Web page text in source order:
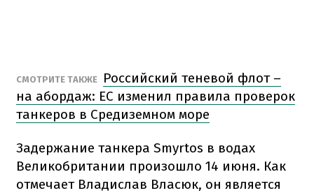
СМОТРИТЕ ТАКЖЕ
Российский теневой флот –
на абордаж: ЕС изменил правила проверок
танкеров в Средиземном море
Задержание танкера Smyrtos в водах
Великобритании произошло 14 июня. Как
отмечает Владислав Власюк, он является